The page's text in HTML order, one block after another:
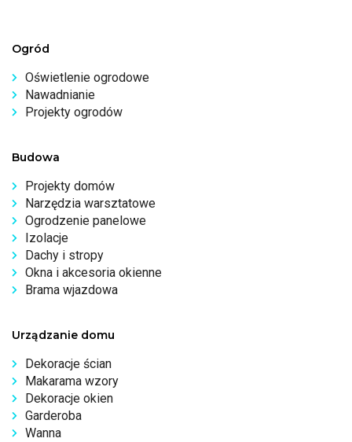
Ogród
Oświetlenie ogrodowe
Nawadnianie
Projekty ogrodów
Budowa
Projekty domów
Narzędzia warsztatowe
Ogrodzenie panelowe
Izolacje
Dachy i stropy
Okna i akcesoria okienne
Brama wjazdowa
Urządzanie domu
Dekoracje ścian
Makarama wzory
Dekoracje okien
Garderoba
Wanna